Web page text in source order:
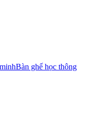
Bàn ghế học thông